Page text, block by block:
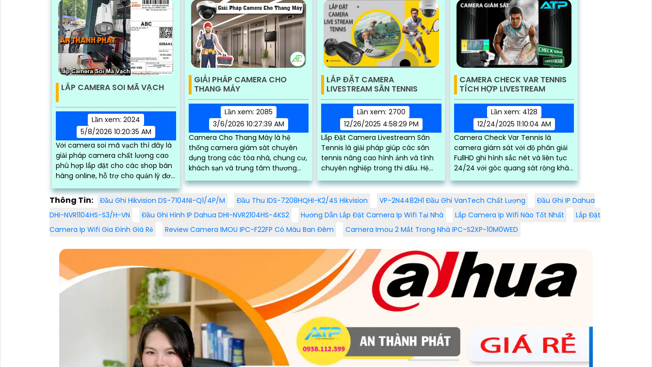
LẮP CAMERA SOI MÃ VẠCH
Lần xem: 2024
5/8/2026 10:20:35 AM
Với camera soi mã vạch thì đây là
giải pháp camera chất lượng cao
phù hợp lắp đặt cho các shop bán
hàng online, hỗ trợ cho quản lý đơn
hàng, quản lý đơn gói hàng,
camera có thể nhìn mã vận đơn
kèm theo đấy nhìn thấy được quy
trình đóng gói hàng hóa, có thể tải
video đơn hàng trực tiếp trên phần
GIẢI PHÁP CAMERA CHO
THANG MÁY
Lần xem: 2085
3/6/2026 10:27:39 AM
Camera Cho Thang Máy là hệ
thống camera giám sát chuyên
dụng trong các tòa nhà, chung cư,
khách sạn và trung tâm thương
mại
LẮP ĐẶT CAMERA
LIVESTREAM SÂN TENNIS
Lần xem: 2700
12/26/2025 4:58:29 PM
Lắp Đặt Camera Livestream Sân
Tennis là giải pháp giúp các sân
tennis nâng cao hình ảnh và tính
chuyên nghiệp trong thi đấu. Hệ
thống camera chuyên dụng kết
hợp phần mềm check VAR...
CAMERA CHECK VAR TENNIS
TÍCH HỢP LIVESTREAM
Lần xem: 4128
12/24/2025 11:10:04 AM
Camera Check Var Tennis là
camera giám sát với độ phân giải
FullHD ghi hình sắc nét và liên tục
24/24 với góc quang sát rộng khác
sân tennis xem lại đầy đủ mọi pha
highlight
Thông Tin: Đầu Ghi Hikvision DS-7104NI-Q1/4P/M Đầu Thu IDS-7208HQHI-K2/4S Hikvision VP-2N4482H1 Đầu Ghi VanTech Chất Lượng
Đầu Ghi IP Dahua
DHI-NVR1104HS-S3/H-VN
Đầu Ghi Hình IP Dahua DHI-NVR2104HS-4KS2 Hướng Dẫn Lắp Đặt Camera Ip Wifi Tại Nhà Lắp Camera Ip Wifi Nào Tốt Nhất
Lắp Đặt
Camera Ip Wifi Gia Đình Giá Rẻ
Review Camera IMOU IPC-F22FP Có Màu Ban Đêm Camera Imou 2 Mắt Trong Nhà IPC-S2XP-10M0WED